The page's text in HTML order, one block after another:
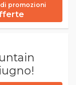
promozioni